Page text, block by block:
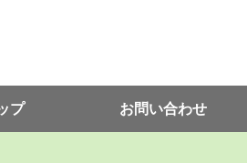
プ お問い合わせ